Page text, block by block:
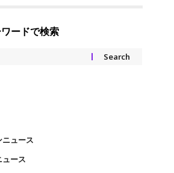
ードで検索
ニュース
ュース